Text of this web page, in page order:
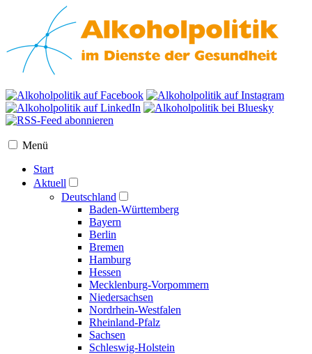
Menü
Start
Aktuell
Deutschland
Baden-Württemberg
Bayern
Berlin
Bremen
Hamburg
Hessen
Mecklenburg-Vorpommern
Niedersachsen
Nordrhein-Westfalen
Rheinland-Pfalz
Sachsen
Schleswig-Holstein